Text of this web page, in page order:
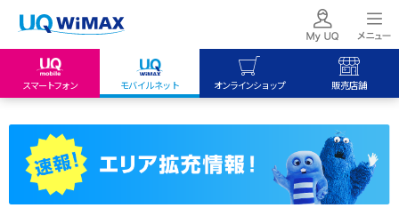
スマートフォン モバイルネット オンラインショップ 販売店舗
My UQ mobile
UQ WiMAX
UQ WiMAX